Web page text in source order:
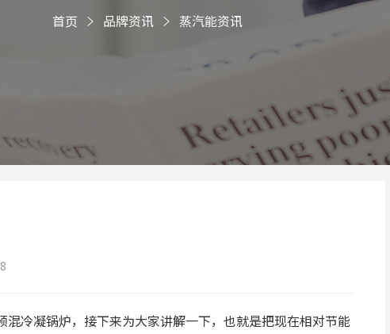
首页 品牌资讯 蒸汽能资讯
冷凝锅炉，接下来为大家讲解一下，也就是把现在相对节能